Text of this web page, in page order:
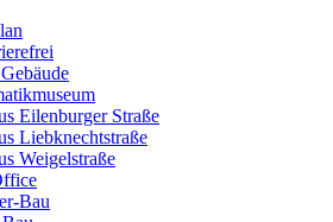
Eilenburger Straße
Liebknechtstraße
Weigelstraße
Bau